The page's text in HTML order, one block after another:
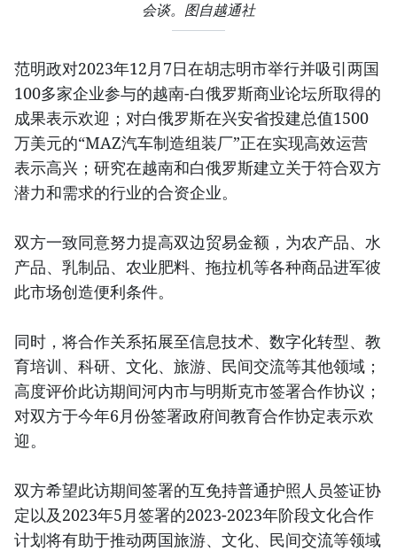
会谈。图自越通社
范明政对2023年12月7日在胡志明市举行并吸引两国
100多家企业参与的越南-白俄罗斯商业论坛所取得的
成果表示欢迎；对白俄罗斯在兴安省投建总值1500
万美元的“MAZ汽车制造组装厂”正在实现高效运营
表示高兴；研究在越南和白俄罗斯建立关于符合双方
潜力和需求的行业的合资企业。
双方一致同意努力提高双边贸易金额，为农产品、水
产品、乳制品、农业肥料、拖拉机等各种商品进军彼
此市场创造便利条件。
同时，将合作关系拓展至信息技术、数字化转型、教
育培训、科研、文化、旅游、民间交流等其他领域；
高度评价此访期间河内市与明斯克市签署合作协议；
对双方于今年6月份签署政府间教育合作协定表示欢
迎。
双方希望此访期间签署的互免持普通护照人员签证协
定以及2023年5月签署的2023-2023年阶段文化合作
计划将有助于推动两国旅游、文化、民间交流等领域